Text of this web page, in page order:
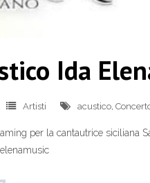
Ida
Artisti acustico,
per la cantautrice siciliana